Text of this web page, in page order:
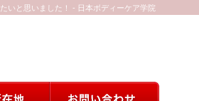
いと思いました！ - 日本ボディーケア学院